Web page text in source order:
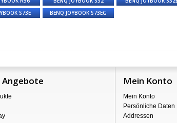
S73E BENQ JOYBOOK S73EG
Angebote Mein Konto
Mein Konto
Persönliche Daten
Addressen